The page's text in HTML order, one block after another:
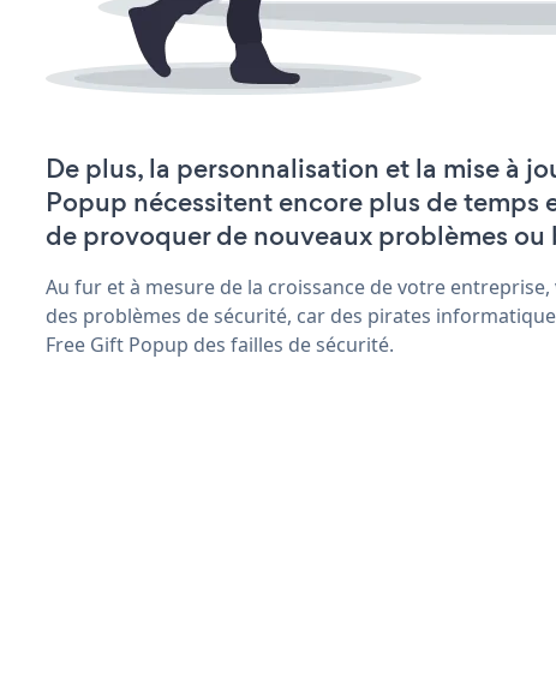
De plus, la personnalisation et la mise à
Popup nécessitent encore plus de temps
de provoquer de nouveaux problèmes ou
Au fur et à mesure de la croissance de votre
des problèmes de sécurité, car des pirates
Free Gift Popup des failles de sécurité.